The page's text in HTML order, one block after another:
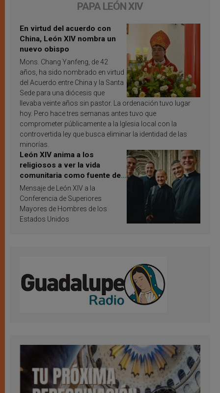
PAPA LEÓN XIV
En virtud del acuerdo con
China, León XIV nombra un
nuevo obispo
Mons. Chang Yanfeng, de 42
años, ha sido nombrado en virtud
del Acuerdo entre China y la Santa
Sede para una diócesis que
llevaba veinte años sin pastor. La ordenación tuvo lugar
hoy. Pero hace tres semanas antes tuvo que
comprometer públicamente a la Iglesia local con la
controvertida ley que busca eliminar la identidad de las
minorías.
León XIV anima a los
religiosos a ver la vida
comunitaria como fuente de
inspiración y santificación
Mensaje de León XIV a la
Conferencia de Superiores
Mayores de Hombres de los
Estados Unidos